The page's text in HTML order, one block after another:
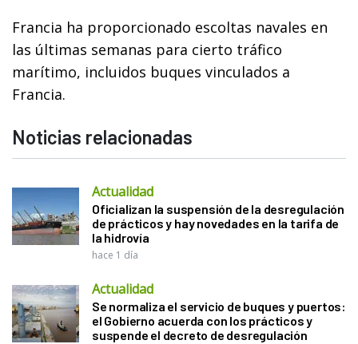
Francia ha proporcionado escoltas navales en
las últimas semanas para cierto tráfico
marítimo, incluidos buques vinculados a
Francia.
Noticias relacionadas
Actualidad
Oficializan la suspensión de la desregulación
de prácticos y hay novedades en la tarifa de
la hidrovía
hace 1 día
Actualidad
Se normaliza el servicio de buques y puertos:
el Gobierno acuerda con los prácticos y
suspende el decreto de desregulación